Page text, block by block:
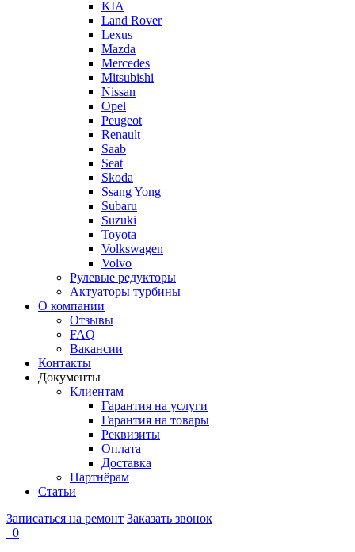
KIA
Land Rover
Lexus
Mazda
Mercedes
Mitsubishi
Nissan
Opel
Peugeot
Renault
Saab
Seat
Skoda
Ssang Yong
Subaru
Suzuki
Toyota
Volkswagen
Volvo
Рулевые редукторы
Актуаторы турбины
О компании
Отзывы
FAQ
Вакансии
Контакты
Документы
Клиентам
Гарантия на услуги
Гарантия на товары
Реквизиты
Оплата
Доставка
Партнёрам
Статьи
Записаться на ремонт Заказать звонок
0